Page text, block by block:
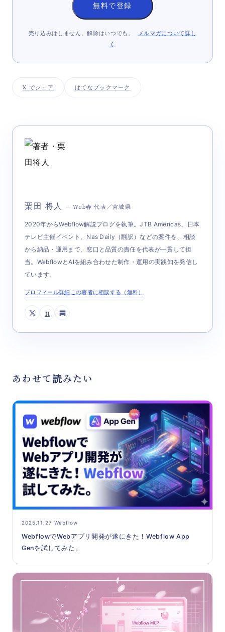
無料で登録
売り込みはしません。解除はいつでも。
メルマガについて詳し
く
X でシェア はてなブックマーク
栗田 将人 — Web春 代表／宮城県
2020年からWebflow解説ブログを執筆。JTB Americas、日本
テレビ主催イベント、Nas Daily（翻訳）などの案件を、相談
から納品・運用まで、窓口と品質の責任を代表が一貫して担
当。WebflowとAIを組み合わせた制作・運用の実践知を発信し
ています。
プロフィール詳細この著者に相談する（無料）
n
あわせて読みたい
2025.11.27 Webflow
WebflowでWebアプリ開発が遂にきた！Webflow App
Genを試してみた。